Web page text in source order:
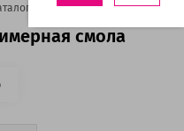
Фотополимерная смола
смола